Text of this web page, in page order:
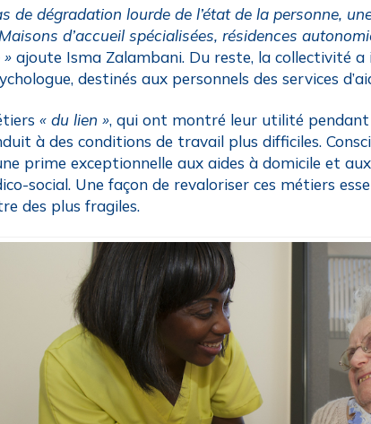
de dégradation lourde de l’état de la personne,
d’accueil spécialisées, résidences
»ajoute Isma Zalambani. Du reste, la collectivité
destinés aux personnels des services
« du lien », qui ont montré leur utilité pendant
à des conditions de travail plus difficiles.
prime exceptionnelle aux aides à domicile et
social. Une façon de revaloriser ces métiers
des plus fragiles.